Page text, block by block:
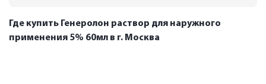
Где купить Генеролон раствор для наружного
применения 5% 60мл в г. Москва